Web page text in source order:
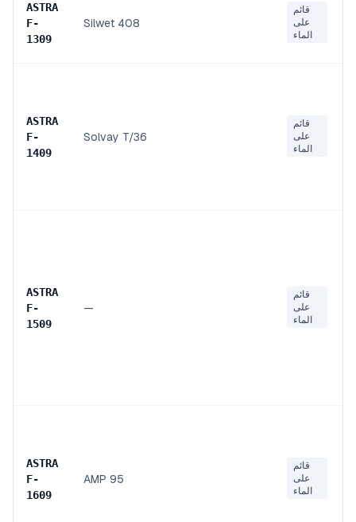
ASTRA
F-
1309
Silwet 408
قائم
على
الماء
ASTRA
F-
1409
Solvay T/36
قائم
على
الماء
ASTRA
F-
1509
—
قائم
على
الماء
ASTRA
F-
1609
AMP 95
قائم
على
الماء